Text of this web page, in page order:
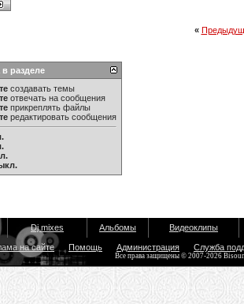
«
разделе
создавать темы
отвечать на сообщения
прикреплять файлы
редактировать сообщения
Dj mixes Альбомы Видеоклипы
на сайте Помощь Администрация Служба
Все права защищены © 2007-2026